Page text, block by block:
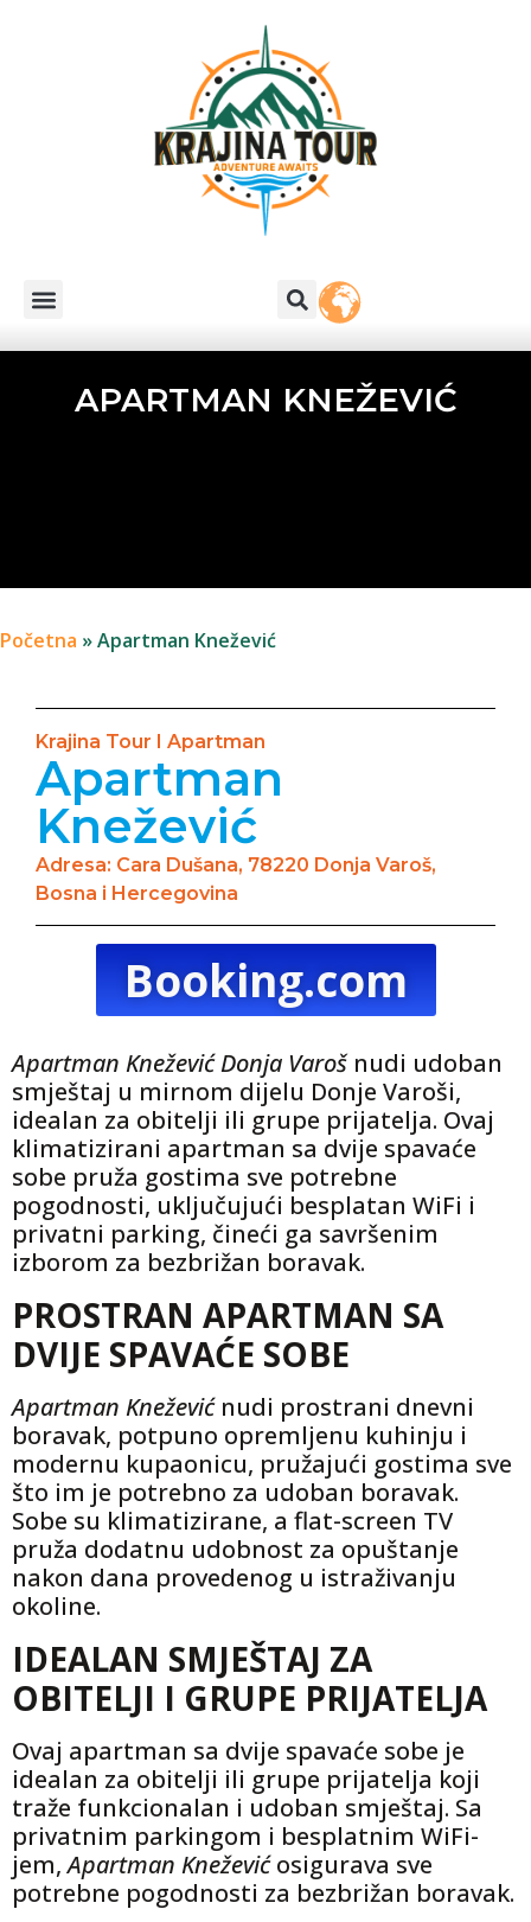
APARTMAN KNEŽEVIĆ
Početna »Apartman Knežević
Krajina Tour I Apartman
Apartman
Knežević
Adresa: Cara Dušana, 78220 Donja Varoš,
Bosna i Hercegovina
Booking.com
Apartman Knežević Donja Varošnudi udoban
smještaj u mirnom dijelu Donje Varoši,
idealan za obitelji ili grupe prijatelja. Ovaj
klimatizirani apartman sa dvije spavaće
sobe pruža gostima sve potrebne
pogodnosti, uključujući besplatan WiFi i
privatni parking, čineći ga savršenim
izborom za bezbrižan boravak.
PROSTRAN APARTMAN SA
DVIJE SPAVAĆE SOBE
Apartman Kneževićnudi prostrani dnevni
boravak, potpuno opremljenu kuhinju i
modernu kupaonicu, pružajući gostima sve
što im je potrebno za udoban boravak.
Sobe su klimatizirane, a flat-screen TV
pruža dodatnu udobnost za opuštanje
nakon dana provedenog u istraživanju
okoline.
IDEALAN SMJEŠTAJ ZA
OBITELJI I GRUPE PRIJATELJA
Ovaj apartman sa dvije spavaće sobe je
idealan za obitelji ili grupe prijatelja koji
traže funkcionalan i udoban smještaj. Sa
privatnim parkingom i besplatnim WiFi-
jem,Apartman Kneževićosigurava sve
potrebne pogodnosti za bezbrižan boravak.